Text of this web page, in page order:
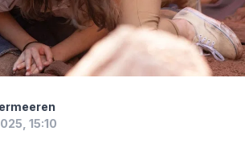
15:10